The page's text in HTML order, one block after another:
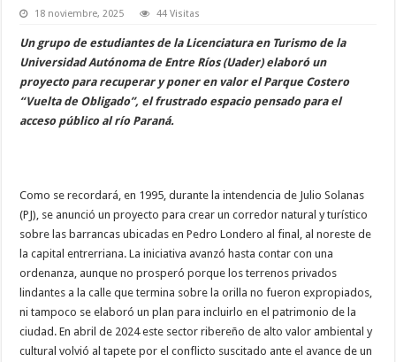
18 noviembre, 2025 44 Visitas
Un grupo de estudiantes de la Licenciatura en Turismo de la
Universidad Autónoma de Entre Ríos (Uader) elaboró un
proyecto para recuperar y poner en valor el Parque Costero
“Vuelta de Obligado”, el frustrado espacio pensado para el
acceso público al río Paraná.
Como se recordará, en 1995, durante la intendencia de Julio Solanas
(PJ), se anunció un proyecto para crear un corredor natural y turístico
sobre las barrancas ubicadas en Pedro Londero al final, al noreste de
la capital entrerriana. La iniciativa avanzó hasta contar con una
ordenanza, aunque no prosperó porque los terrenos privados
lindantes a la calle que termina sobre la orilla no fueron expropiados,
ni tampoco se elaboró un plan para incluirlo en el patrimonio de la
ciudad. En abril de 2024 este sector ribereño de alto valor ambiental y
cultural volvió al tapete por el conflicto suscitado ante el avance de un